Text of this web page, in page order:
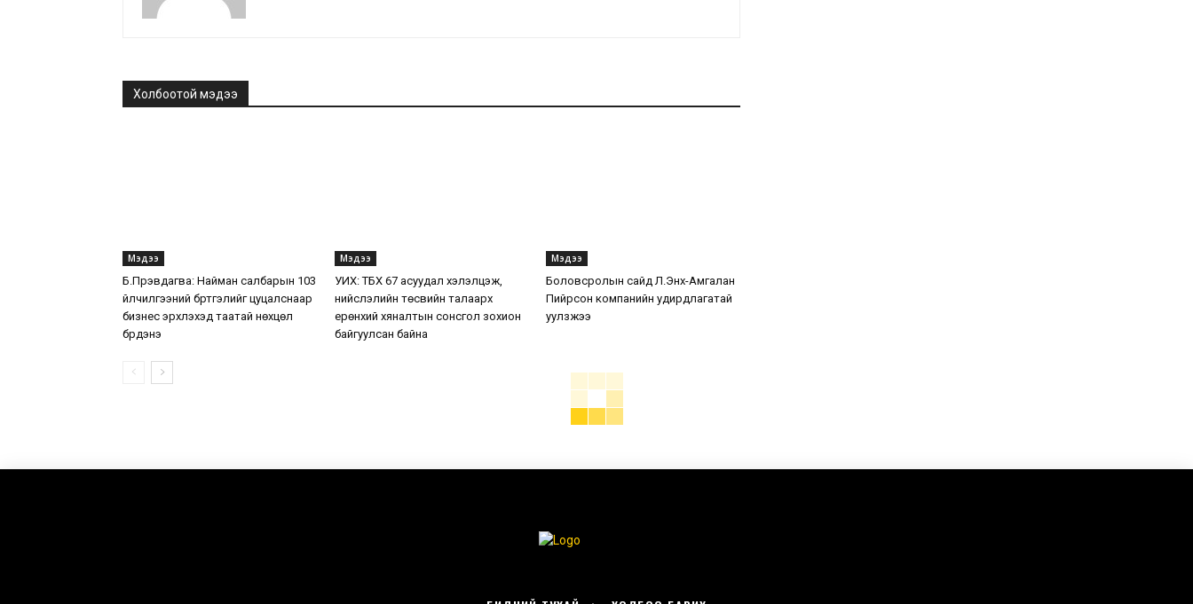
Холбоотой мэдээ
Мэдээ
Б.Пүрэвдагва: Найман салбарын 103
үйлчилгээний бүртгэлийг цуцалснаар
бизнес эрхлэхэд таатай нөхцөл
бүрдэнэ
Мэдээ
УИХ: ТБХ 67 асуудал хэлэлцэж,
нийслэлийн төсвийн талаарх
ерөнхий хяналтын сонсгол зохион
байгуулсан байна
Мэдээ
Боловсролын сайд Л.Энх-Амгалан
Пийрсон компанийн удирдлагатай
уулзжээ